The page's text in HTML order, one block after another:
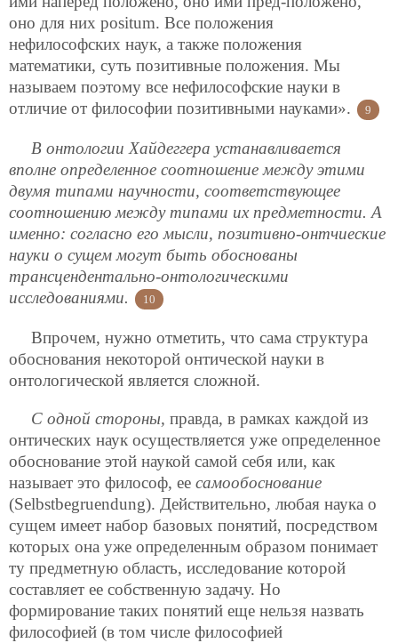
оно для них positum. Все положения
нефилософских наук, а также положения
математики, суть позитивные положения. Мы
называем поэтому все нефилософские науки в
отличие от философии позитивными науками».
9
В онтологии Хайдеггера устанавливается
вполне определенное соотношение между этими
двумя типами научности, соответствующее
соотношению между типами их предметности. А
именно: согласно его мысли, позитивно-онтчиеские
науки о сущем могут быть обоснованы
трансцендентально-онтологическими
исследованиями.
10
Впрочем, нужно отметить, что сама структура
обоснования некоторой онтической науки в
онтологической является сложной.
С одной стороны, правда, в рамках каждой из
онтических наук осуществляется уже определенное
обоснование этой наукой самой себя или, как
называет это философ, ее самообоснование
(Selbstbegruendung). Действительно, любая наука о
сущем имеет набор базовых понятий, посредством
которых она уже определенным образом понимает
ту предметную область, исследование которой
составляет ее собственную задачу. Но
формирование таких понятий еще нельзя назвать
философией (в том числе философией